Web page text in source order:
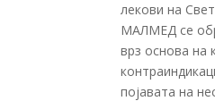
лекови на
МАЛМЕД се
врз основа на
појавата на